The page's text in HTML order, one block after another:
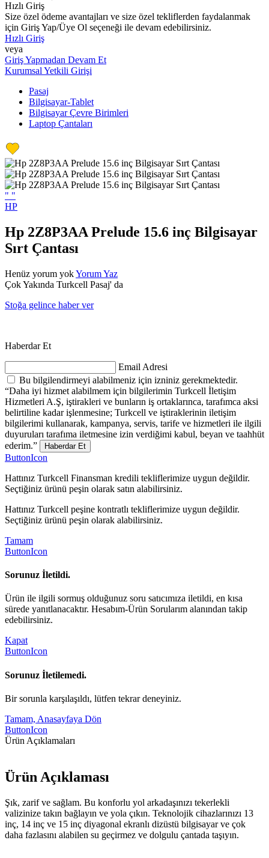
Hızlı Giriş
Size özel ödeme avantajları ve size özel tekliflerden faydalanmak
için Giriş Yap/Üye Ol seçeneği ile devam edebilirsiniz.
Hızlı Giriş
veya
Giriş Yapmadan Devam Et
Kurumsal Yetkili Girişi
Pasaj
Bilgisayar-Tablet
Bilgisayar Çevre Birimleri
Laptop Çantaları
" "
HP
Hp 2Z8P3AA Prelude 15.6 inç Bilgisayar
Sırt Çantası
Henüz yorum yokYorum Yaz
Çok Yakında Turkcell Pasaj' da
Stoğa gelince haber ver
Haberdar Et
Email Adresi
Bu bilgilendirmeyi alabilmeniz için izniniz gerekmektedir.
“Daha iyi hizmet alabilmem için bilgilerimin Turkcell İletişim
Hizmetleri A.Ş, iştirakleri ve bunların iş ortaklarınca, tarafımca aksi
belirtiline kadar işlenmesine; Turkcell ve iştiraklerinin iletişim
bilgilerimi kullanarak, kampanya, servis, tarife ve hizmetleri ile ilgili
duyuruları tarafıma iletmesine izin verdiğimi kabul, beyan ve taahhüt
ederim.”
Haberdar Et
ButtonIcon
Hattınız Turkcell Finansman kredili tekliflerimize uygun değildir.
Seçtiğiniz ürünü peşin olarak satın alabilirsiniz.
Hattınız Turkcell peşine kontratlı tekliflerimize uygun değildir.
Seçtiğiniz ürünü peşin olarak alabilirsiniz.
Tamam
ButtonIcon
Sorunuz İletildi.
Ürün ile ilgili sormuş olduğunuz soru satıcımıza iletildi, en kısa
sürede yanıtlanacaktır. Hesabım-Ürün Sorularım alanından takip
edebilirsiniz.
Kapat
ButtonIcon
Sorunuz İletilemedi.
Bir sorunla karşılaşıldı, lütfen tekrar deneyiniz.
Tamam, Anasayfaya Dön
ButtonIcon
Ürün Açıklamaları
Ürün Açıklaması
Şık, zarif ve sağlam. Bu konforlu yol arkadaşınızı tekerlekli
valizinize takın bağlayın ve yola çıkın. Teknolojik cihazlarınızı 13
inç, 14 inç ve 15 inç diyagonal ekranlı dizüstü bilgisayar ve çok
daha fazlasını alabilen su geçirmez ve dolgulu çantada taşıyın.